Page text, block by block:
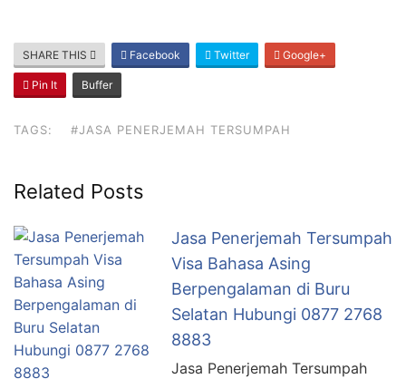
SHARE THIS Facebook Twitter Google+
Pin It Buffer
TAGS: #JASA PENERJEMAH TERSUMPAH
Related Posts
Jasa Penerjemah Tersumpah
Visa Bahasa Asing
Berpengalaman di Buru
Selatan Hubungi 0877 2768
8883
Jasa Penerjemah Tersumpah